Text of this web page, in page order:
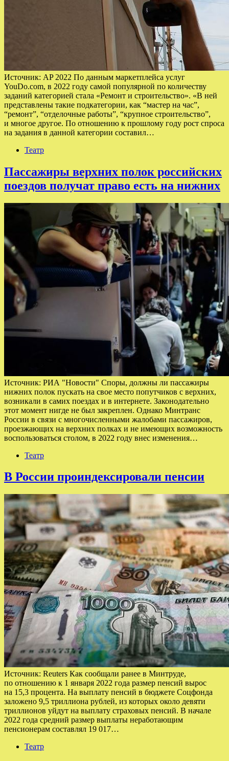
Источник: AP 2022 По данным маркетплейса услуг
YouDo.com, в 2022 году самой популярной по количеству
заданий категорией стала «Ремонт и строительство». «В ней
представлены такие подкатегории, как “мастер на час”,
“ремонт”, “отделочные работы”, “крупное строительство”,
и многое другое. По отношению к прошлому году рост спроса
на задания в данной категории составил…
Театр
Пассажиры верхних полок российских
поездов получат право есть на нижних
Источник: РИА "Новости" Споры, должны ли пассажиры
нижних полок пускать на свое место попутчиков с верхних,
возникали в самих поездах и в интернете. Законодательно
этот момент нигде не был закреплен. Однако Минтранс
России в связи с многочисленными жалобами пассажиров,
проезжающих на верхних полках и не имеющих возможность
воспользоваться столом, в 2022 году внес изменения…
Театр
В России проиндексировали пенсии
Источник: Reuters Как сообщали ранее в Минтруде,
по отношению к 1 января 2022 года размер пенсий вырос
на 15,3 процента. На выплату пенсий в бюджете Соцфонда
заложено 9,5 триллиона рублей, из которых около девяти
триллионов уйдут на выплату страховых пенсий. В начале
2022 года средний размер выплаты неработающим
пенсионерам составлял 19 017…
Театр